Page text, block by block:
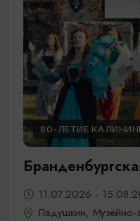
80-ЛЕТИЕ
11.07.2026 -
Ладушкин, Музейно-